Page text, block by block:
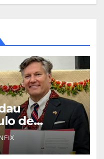
de
visita a